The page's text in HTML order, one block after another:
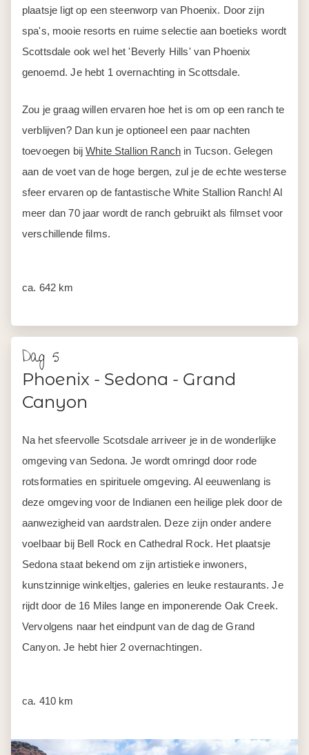
plaatsje ligt op een steenworp van Phoenix. Door zijn
spa's, mooie resorts en ruime selectie aan boetieks wordt
Scottsdale ook wel het 'Beverly Hills' van Phoenix
genoemd. Je hebt 1 overnachting in Scottsdale.
Zou je graag willen ervaren hoe het is om op een ranch te
verblijven? Dan kun je optioneel een paar nachten
toevoegen bijWhite Stallion Ranch in Tucson. Gelegen
aan de voet van de hoge bergen, zul je de echte westerse
sfeer ervaren op de fantastische White Stallion Ranch! Al
meer dan 70 jaar wordt de ranch gebruikt als filmset voor
verschillende films.
ca. 642 km
Dag 5
Phoenix - Sedona - Grand
Canyon
Na het sfeervolle Scotsdale arriveer je in de wonderlijke
omgeving van Sedona. Je wordt omringd door rode
rotsformaties en spirituele omgeving. Al eeuwenlang is
deze omgeving voor de Indianen een heilige plek door de
aanwezigheid van aardstralen. Deze zijn onder andere
voelbaar bij Bell Rock en Cathedral Rock. Het plaatsje
Sedona staat bekend om zijn artistieke inwoners,
kunstzinnige winkeltjes, galeries en leuke restaurants. Je
rijdt door de 16 Miles lange en imponerende Oak Creek.
Vervolgens naar het eindpunt van de dag de Grand
Canyon. Je hebt hier 2 overnachtingen.
ca. 410 km